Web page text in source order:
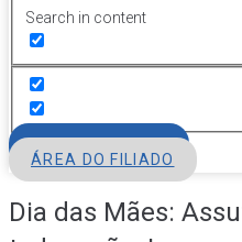
Search in content
ÁREA DO FILIADO
Dia das Mães: